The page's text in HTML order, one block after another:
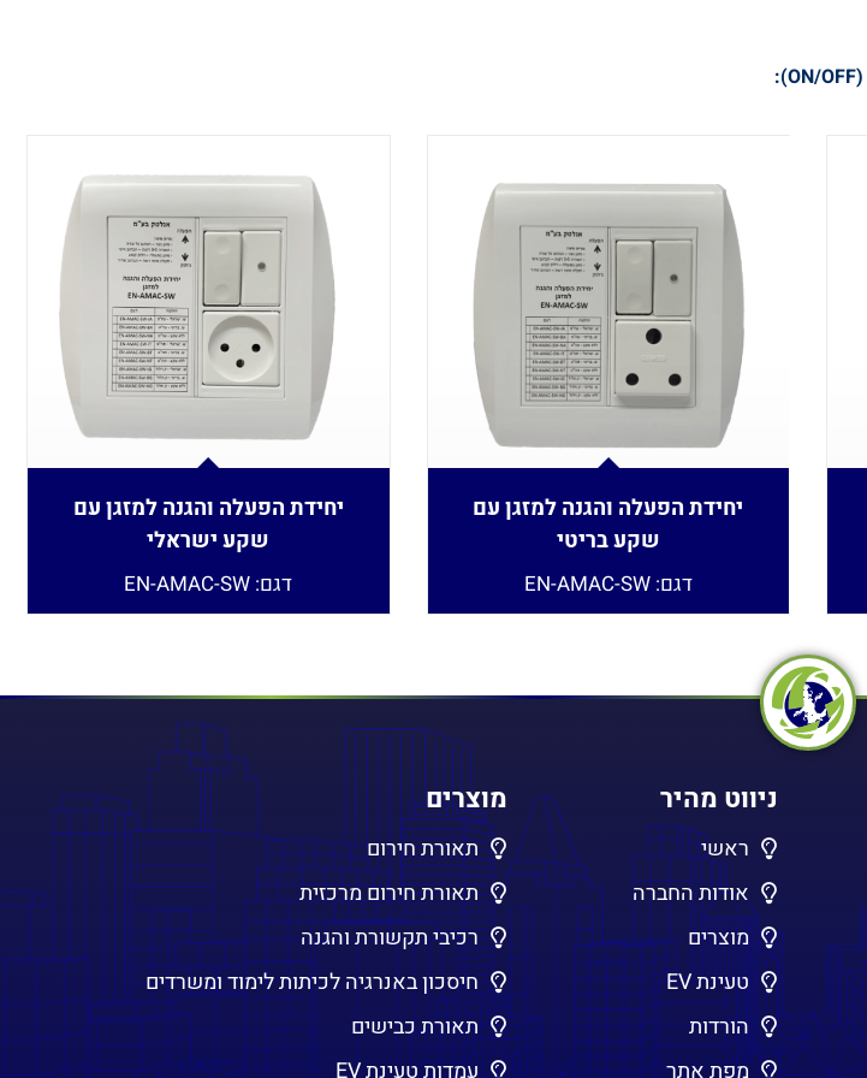
(ON/OFF):
יחידת הפעלה והגנה למזגן עם
שקע בריטי
דגם: EN-AMAC-SW
יחידת הפעלה והגנה למזגן עם
שקע ישראלי
דגם: EN-AMAC-SW
ניווט מהיר
ראשי
אודות החברה
מוצרים
טעינת EV
הורדות
מפת אתר
מוצרים
תאורת חירום
תאורת חירום מרכזית
רכיבי תקשורת והגנה
חיסכון באנרגיה לכיתות לימוד ומשרדים
תאורת כבישים
עמדות טעינת EV